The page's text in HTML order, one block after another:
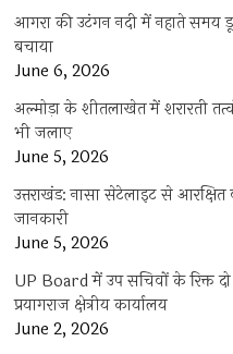
आगरा की उटंगन नदी में नहाते समय
बचाया
June 6, 2026
अल्मोड़ा के शीतलाखेत में शरारती
भी जलाए
June 5, 2026
उत्तराखंड: नासा सेटेलाइट से
जानकारी
June 5, 2026
UP Board में उप सचिवों के रिक्त
प्रयागराज क्षेत्रीय कार्यालय
June 2, 2026